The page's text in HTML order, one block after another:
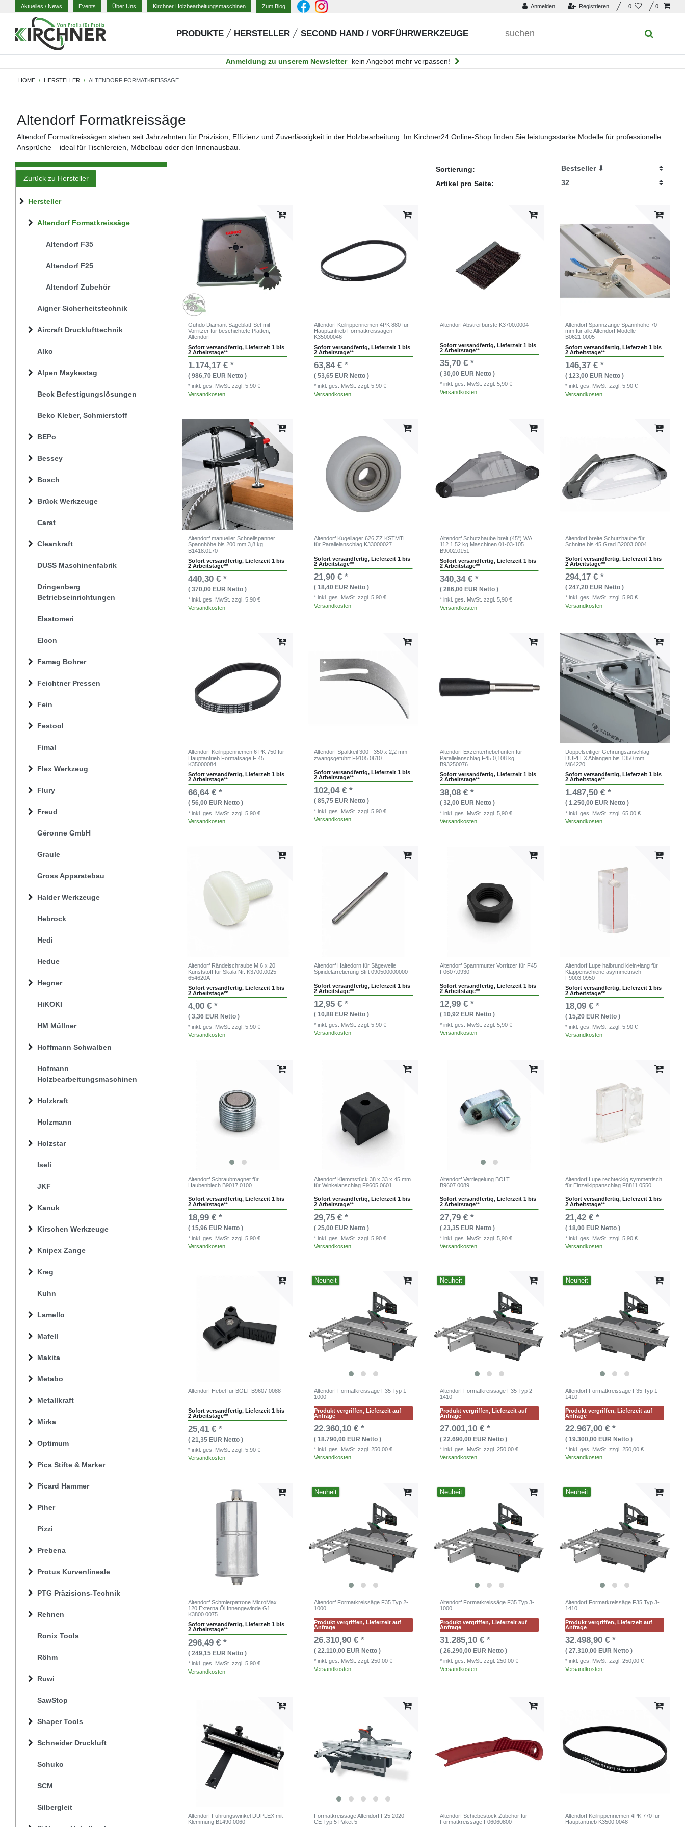
Anmelden Registrieren 0 0
Aktuelles / News Events Über Uns Kirchner Holzbearbeitungsmaschinen Zum Blog
PRODUKTE HERSTELLER SECOND HAND / VORFÜHRWERKZEUGE
Anmeldung zu unserem Newsletter kein Angebot mehr verpassen!
HOME HERSTELLER ALTENDORF FORMATKREISSÄGE
Altendorf Formatkreissäge
Altendorf Formatkreissägen stehen seit Jahrzehnten für Präzision, Effizienz und Zuverlässigkeit in der Holzbearbeitung. Im Kirchner24 Online-Shop finden Sie leistungsstarke Modelle für professionelle
Ansprüche – ideal für Tischlereien, Möbelbau oder den Innenausbau.
Zurück zu Hersteller
Hersteller
Aigner Sicherheitstechnik
Aircraft Drucklufttechnik
Alko
Alpen Maykestag
Altendorf Formatkreissäge
Altendorf F35
Altendorf F25
Altendorf Zubehör
Beck Befestigungslösungen
Beko Kleber, Schmierstoff
BEPo
Bessey
Bosch
Brück Werkzeuge
Carat
Cleankraft
DUSS Maschinenfabrik
Dringenberg
Betriebseinrichtungen
Elastomeri
Elcon
Famag Bohrer
Feichtner Pressen
Fein
Festool
Fimal
Flex Werkzeug
Flury
Freud
Géronne GmbH
Graule
Gross Apparatebau
Halder Werkzeuge
Hebrock
Hedi
Hedue
Hegner
HiKOKI
HM Müllner
Hoffmann Schwalben
Hofmann
Holzbearbeitungsmaschinen
Holzkraft
Holzmann
Holzstar
Iseli
JKF
Kanuk
Kirschen Werkzeuge
Knipex Zange
Kreg
Kuhn
Lamello
Mafell
Makita
Metabo
Metallkraft
Mirka
Optimum
Pica Stifte & Marker
Picard Hammer
Piher
Pizzi
Prebena
Protus Kurvenlineale
PTG Präzisions-Technik
Rehnen
Ronix Tools
Röhm
Ruwi
SawStop
Shaper Tools
Schneider Druckluft
Schuko
SCM
Silbergleit
Sortierung:
Artikel pro Seite:
Guhdo Diamant Sägeblatt-Set mit
Vorritzer für beschichtete Platten,
Altendorf
Sofort versandfertig, Lieferzeit 1 bis
2 Arbeitstage**
1.174,17 € *
( 986,70 EUR Netto )
* inkl. ges. MwSt.zzgl. 5,90 €
Versandkosten
Altendorf Keilrippenriemen 4PK 880 für
Hauptantrieb Formatkreissägen
K35000046
Sofort versandfertig, Lieferzeit 1 bis
2 Arbeitstage**
63,84 € *
( 53,65 EUR Netto )
* inkl. ges. MwSt. zzgl. 5,90 €
Versandkosten
Altendorf Abstreifbürste K3700.0004
Sofort versandfertig, Lieferzeit 1 bis
2 Arbeitstage**
35,70 € *
( 30,00 EUR Netto )
* inkl. ges. MwSt. zzgl. 5,90 €
Versandkosten
Altendorf Spannzange Spannhöhe 70
mm für alle Altendorf Modelle
B0621.0005
Sofort versandfertig, Lieferzeit 1 bis
2 Arbeitstage**
146,37 € *
( 123,00 EUR Netto )
* inkl. ges. MwSt.zzgl. 5,90 €
Versandkosten
Altendorf manueller Schnellspanner
Spannhöhe bis 200 mm 3,8 kg
B1418.0170
Sofort versandfertig, Lieferzeit 1 bis
2 Arbeitstage**
440,30 € *
( 370,00 EUR Netto )
* inkl. ges. MwSt.zzgl. 5,90 €
Versandkosten
Altendorf Kugellager 626 ZZ KSTMTL
für Parallelanschlag K33000027
Sofort versandfertig, Lieferzeit 1 bis
2 Arbeitstage**
21,90 € *
( 18,40 EUR Netto )
* inkl. ges. MwSt. zzgl. 5,90 €
Versandkosten
Altendorf Schutzhaube breit (45°) WA
112 1,52 kg Maschinen 01-03-105
B9002.0151
Sofort versandfertig, Lieferzeit 1 bis
2 Arbeitstage**
340,34 € *
( 286,00 EUR Netto )
* inkl. ges. MwSt. zzgl. 5,90 €
Versandkosten
Altendorf breite Schutzhaube für
Schnitte bis 45 Grad B2003.0004
Sofort versandfertig, Lieferzeit 1 bis
2 Arbeitstage**
294,17 € *
( 247,20 EUR Netto )
* inkl. ges. MwSt.zzgl. 5,90 €
Versandkosten
Altendorf Keilrippenriemen 6 PK 750 für
Hauptantrieb Formatsäge F 45
K35000084
Sofort versandfertig, Lieferzeit 1 bis
2 Arbeitstage**
66,64 € *
( 56,00 EUR Netto )
* inkl. ges. MwSt.zzgl. 5,90 €
Versandkosten
Altendorf Spaltkeil 300 - 350 x 2,2 mm
zwangsgeführt F9105.0610
Sofort versandfertig, Lieferzeit 1 bis
2 Arbeitstage**
102,04 € *
( 85,75 EUR Netto )
* inkl. ges. MwSt. zzgl. 5,90 €
Versandkosten
Altendorf Exzenterhebel unten für
Parallelanschlag F45 0,108 kg
B93250076
Sofort versandfertig, Lieferzeit 1 bis
2 Arbeitstage**
38,08 € *
( 32,00 EUR Netto )
* inkl. ges. MwSt. zzgl. 5,90 €
Versandkosten
Doppelseitiger Gehrungsanschlag
DUPLEX Ablängen bis 1350 mm
M64220
Sofort versandfertig, Lieferzeit 1 bis
2 Arbeitstage**
1.487,50 € *
( 1.250,00 EUR Netto )
* inkl. ges. MwSt.zzgl. 65,00 €
Versandkosten
Altendorf Rändelschraube M 6 x 20
Kunststoff für Skala Nr. K3700.0025
654620A
Sofort versandfertig, Lieferzeit 1 bis
2 Arbeitstage**
4,00 € *
( 3,36 EUR Netto )
* inkl. ges. MwSt.zzgl. 5,90 €
Versandkosten
Altendorf Haltedorn für Sägewelle
Spindelarretierung Stift 090500000000
Sofort versandfertig, Lieferzeit 1 bis
2 Arbeitstage**
12,95 € *
( 10,88 EUR Netto )
* inkl. ges. MwSt. zzgl. 5,90 €
Versandkosten
Altendorf Spannmutter Vorritzer für F45
F0607.0930
Sofort versandfertig, Lieferzeit 1 bis
2 Arbeitstage**
12,99 € *
( 10,92 EUR Netto )
* inkl. ges. MwSt. zzgl. 5,90 €
Versandkosten
Altendorf Lupe halbrund klein+lang für
Klappenschiene asymmetrisch
F9003.0950
Sofort versandfertig, Lieferzeit 1 bis
2 Arbeitstage**
18,09 € *
( 15,20 EUR Netto )
* inkl. ges. MwSt.zzgl. 5,90 €
Versandkosten
Altendorf Schraubmagnet für
Haubenblech B9017.0100
Sofort versandfertig, Lieferzeit 1 bis
2 Arbeitstage**
18,99 € *
( 15,96 EUR Netto )
* inkl. ges. MwSt.zzgl. 5,90 €
Versandkosten
Altendorf Klemmstück 38 x 33 x 45 mm
für Winkelanschlag F9605.0601
Sofort versandfertig, Lieferzeit 1 bis
2 Arbeitstage**
29,75 € *
( 25,00 EUR Netto )
* inkl. ges. MwSt. zzgl. 5,90 €
Versandkosten
Altendorf Verriegelung BOLT
B9607.0089
Sofort versandfertig, Lieferzeit 1 bis
2 Arbeitstage**
27,79 € *
( 23,35 EUR Netto )
* inkl. ges. MwSt. zzgl. 5,90 €
Versandkosten
Altendorf Lupe rechteckig symmetrisch
für Einzelkippanschlag F8811.0550
Sofort versandfertig, Lieferzeit 1 bis
2 Arbeitstage**
21,42 € *
( 18,00 EUR Netto )
* inkl. ges. MwSt.zzgl. 5,90 €
Versandkosten
Altendorf Hebel für BOLT B9607.0088
Sofort versandfertig, Lieferzeit 1 bis
2 Arbeitstage**
25,41 € *
( 21,35 EUR Netto )
* inkl. ges. MwSt.zzgl. 5,90 €
Versandkosten
Neuheit
Altendorf Formatkreissäge F35 Typ 1-
1000
Produkt vergriffen, Lieferzeit auf
Anfrage
22.360,10 € *
( 18.790,00 EUR Netto )
* inkl. ges. MwSt. zzgl. 250,00 €
Versandkosten
Neuheit
Altendorf Formatkreissäge F35 Typ 2-
1410
Produkt vergriffen, Lieferzeit auf
Anfrage
27.001,10 € *
( 22.690,00 EUR Netto )
* inkl. ges. MwSt. zzgl. 250,00 €
Versandkosten
Neuheit
Altendorf Formatkreissäge F35 Typ 1-
1410
Produkt vergriffen, Lieferzeit auf
Anfrage
22.967,00 € *
( 19.300,00 EUR Netto )
* inkl. ges. MwSt.zzgl. 250,00 €
Versandkosten
Altendorf Schmierpatrone MicroMax
120 Externa Öl Innengewinde G1
K3800.0075
Sofort versandfertig, Lieferzeit 1 bis
2 Arbeitstage**
296,49 € *
( 249,15 EUR Netto )
* inkl. ges. MwSt.zzgl. 5,90 €
Versandkosten
Neuheit
Altendorf Formatkreissäge F35 Typ 2-
1000
Produkt vergriffen, Lieferzeit auf
Anfrage
26.310,90 € *
( 22.110,00 EUR Netto )
* inkl. ges. MwSt. zzgl. 250,00 €
Versandkosten
Neuheit
Altendorf Formatkreissäge F35 Typ 3-
1000
Produkt vergriffen, Lieferzeit auf
Anfrage
31.285,10 € *
( 26.290,00 EUR Netto )
* inkl. ges. MwSt. zzgl. 250,00 €
Versandkosten
Neuheit
Altendorf Formatkreissäge F35 Typ 3-
1410
Produkt vergriffen, Lieferzeit auf
Anfrage
32.498,90 € *
( 27.310,00 EUR Netto )
* inkl. ges. MwSt.zzgl. 250,00 €
Versandkosten
Altendorf Führungswinkel DUPLEX mit
Klemmung B1490.0060
Formatkreissäge Altendorf F25 2020
CE Typ 5 Paket 5
Altendorf Schiebestock Zubehör für
Formatkreissäge F06060800
Altendorf Keilrippenriemen 4PK 770 für
Hauptantrieb K3500.0048